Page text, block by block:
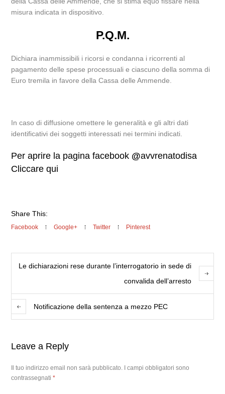
misura indicata in dispositivo.
P.Q.M.
Dichiara inammissibili i ricorsi e condanna i ricorrenti al
pagamento delle spese processuali e ciascuno della somma di
Euro tremila in favore della Cassa delle Ammende.
In caso di diffusione omettere le generalità e gli altri dati
identificativi dei soggetti interessati nei termini indicati.
Per aprire la pagina facebook @avvrenatodisa
Cliccare qui
Share This:
Facebook Google+ Twitter Pinterest
Le dichiarazioni rese durante l’interrogatorio in sede di
convalida dell’arresto
Notificazione della sentenza a mezzo PEC
Leave a Reply
Il tuo indirizzo email non sarà pubblicato.
I campi obbligatori sono
contrassegnati*